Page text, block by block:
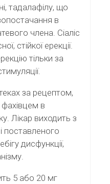
тадалафілу, що
в
члена. Сіаліс
стійкої ерекції.
тільки за
за рецептом,
в
Лікар виходить з
поставленого
дисфункції,
5 або 20 мг